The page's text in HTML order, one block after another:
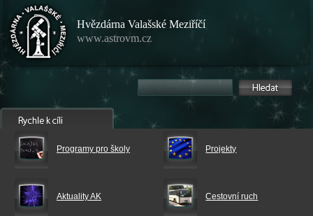
Hvězdárna Valašské Meziříčí
www.astrovm.cz
Programy pro školy Projekty
Aktuality AK Cestovní ruch